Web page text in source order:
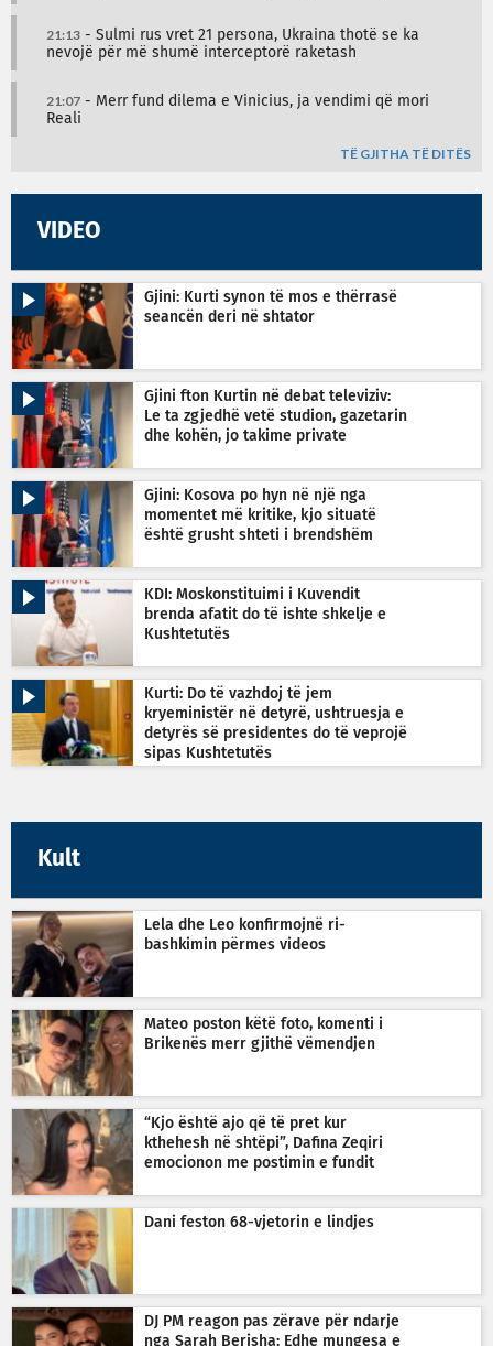
21:13 - Sulmi rus vret 21 persona, Ukraina thotë se ka
nevojë për më shumë interceptorë raketash
21:07 - Merr fund dilema e Vinicius, ja vendimi që mori
Reali
TË GJITHA TË DITËS
VIDEO
Gjini: Kurti synon të mos e thërrasë
seancën deri në shtator
Gjini fton Kurtin në debat televiziv:
Le ta zgjedhë vetë studion, gazetarin
dhe kohën, jo takime private
Gjini: Kosova po hyn në një nga
momentet më kritike, kjo situatë
është grusht shteti i brendshëm
KDI: Moskonstituimi i Kuvendit
brenda afatit do të ishte shkelje e
Kushtetutës
Kurti: Do të vazhdoj të jem
kryeministër në detyrë, ushtruesja e
detyrës së presidentes do të veprojë
sipas Kushtetutës
Kult
Lela dhe Leo konfirmojnë ri-
bashkimin përmes videos
Mateo poston këtë foto, komenti i
Brikenës merr gjithë vëmendjen
“Kjo është ajo që të pret kur
kthehesh në shtëpi”, Dafina Zeqiri
emocionon me postimin e fundit
Dani feston 68-vjetorin e lindjes
DJ PM reagon pas zërave për ndarje
nga Sarah Berisha: Edhe mungesa e